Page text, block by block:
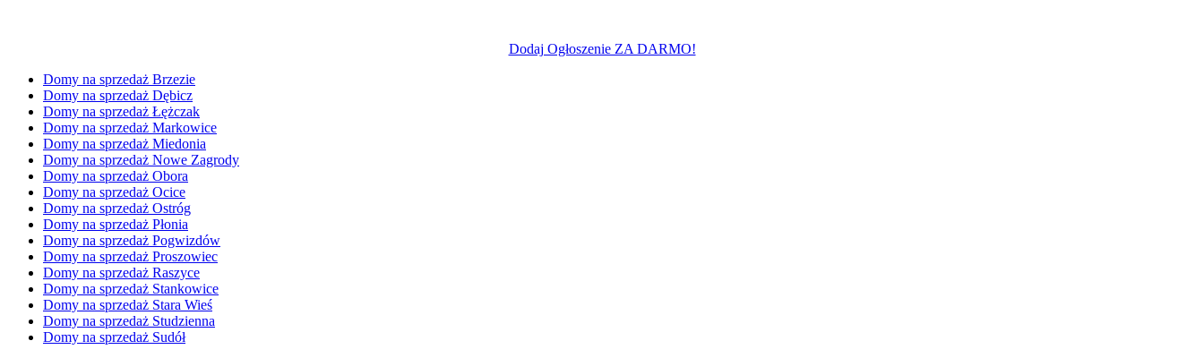
Dodaj Ogłoszenie ZA DARMO!
Domy na sprzedaż Brzezie
Domy na sprzedaż Dębicz
Domy na sprzedaż Łężczak
Domy na sprzedaż Markowice
Domy na sprzedaż Miedonia
Domy na sprzedaż Nowe Zagrody
Domy na sprzedaż Obora
Domy na sprzedaż Ocice
Domy na sprzedaż Ostróg
Domy na sprzedaż Płonia
Domy na sprzedaż Pogwizdów
Domy na sprzedaż Proszowiec
Domy na sprzedaż Raszyce
Domy na sprzedaż Stankowice
Domy na sprzedaż Stara Wieś
Domy na sprzedaż Studzienna
Domy na sprzedaż Sudół